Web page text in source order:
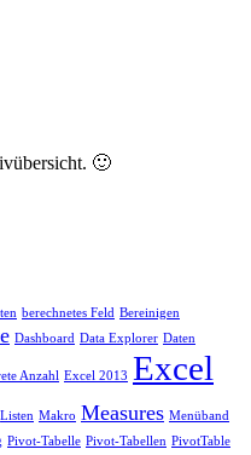
🙂
berechnetes Feld Bereinigen
Dashboard Data Explorer Daten
Anzahl Excel 2013 Excel
Listen Makro Measures Menüband
Pivot-Tabelle Pivot-Tabellen PivotTable